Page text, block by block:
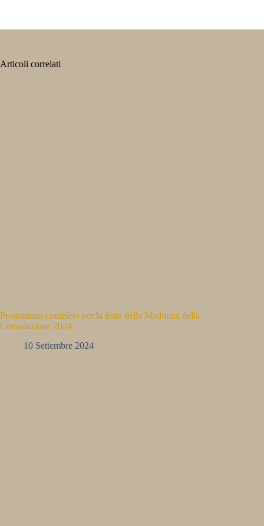
Articoli correlati
Programma completo per la festa della Madonna della
Consolazione 2024
10 Settembre 2024